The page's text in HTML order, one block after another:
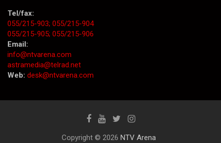
Tel/fax:
055/215-903; 055/215-904
055/215-905; 055/215-906
Email:
info@ntvarena.com
astramedia@telrad.net
Web: desk@ntvarena.com
Copyright © 2026 NTV Arena